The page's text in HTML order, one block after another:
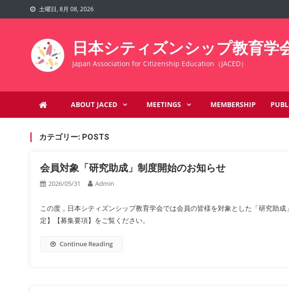
to
土曜日, 8月 08, 2026
日本シティズンシップ教育学
Japan Association for Citizenship Education（JACED）
ABOUT JACED MEETINGS MEMBERSHIP
カテゴリー: POSTS
会員対象「研究助成」制度開始のお知らせ
2026/05/31 Admin
この度，日本シティズンシップ教育学会では会員の皆様を対象とした「研究助
定】【募集要項】をご覧ください。
Continue Reading